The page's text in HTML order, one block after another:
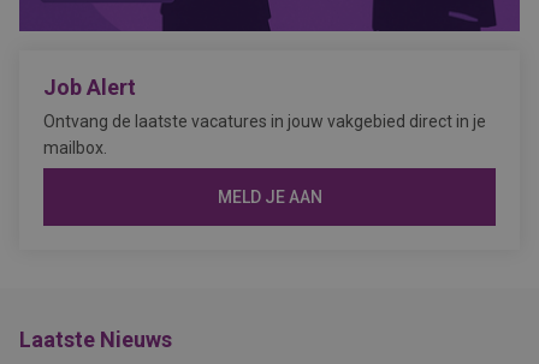
Job Alert
Ontvang de laatste vacatures in jouw vakgebied direct in je
mailbox.
MELD JE AAN
Laatste Nieuws